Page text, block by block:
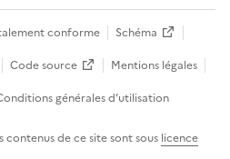
conforme
Schéma
Code source
Mentions légales
générales d’utilisation
de ce site sont sous licence